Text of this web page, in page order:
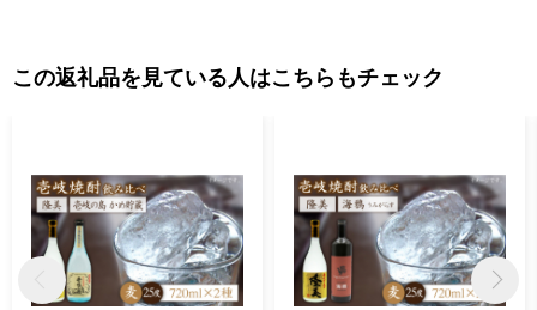
この返礼品を見ている人はこちらもチェック